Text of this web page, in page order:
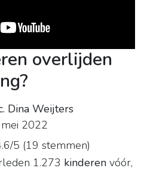
overlijden
Dina Weijters
2022
5 (19 stemmen)
1.273 kinderen vóór,